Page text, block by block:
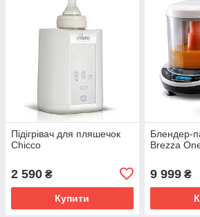
Підігрівач для пляшечок
Chicco
2 590 ₴
Купити
Блендер-
Brezza
9 999₴